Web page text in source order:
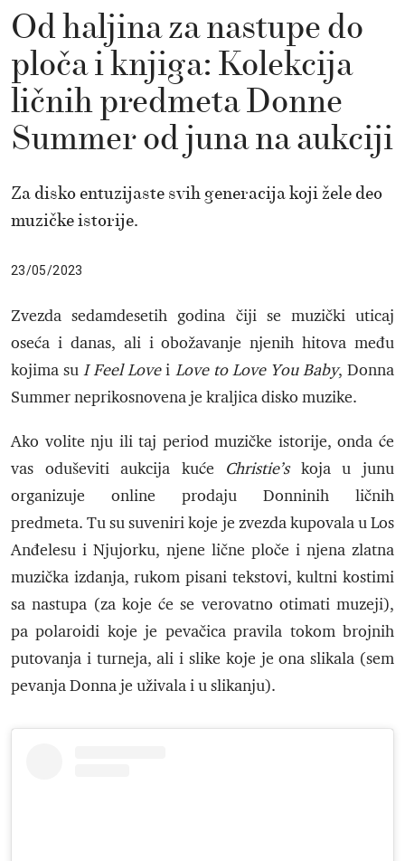
Od haljina za nastupe do
ploča i knjiga: Kolekcija
ličnih predmeta Donne
Summer od juna na aukciji
Za disko entuzijaste svih generacija koji žele deo
muzičke istorije.
23/05/2023
Zvezda sedamdesetih godina čiji se muzički uticaj
oseća i danas, ali i obožavanje njenih hitova među
kojima suI Feel Lovei Love to Love You Baby, Donna
Summer neprikosnovena je kraljica disko muzike.
Ako volite nju ili taj period muzičke istorije, onda će
vas oduševiti aukcija kuće Christie’s koja u junu
organizuje online prodaju Donninih ličnih
predmeta. Tu su suveniri koje je zvezda kupovala u Los
Anđelesu i Njujorku, njene lične ploče i njena zlatna
muzička izdanja, rukom pisani tekstovi, kultni kostimi
sa nastupa (za koje će se verovatno otimati muzeji),
pa polaroidi koje je pevačica pravila tokom brojnih
putovanja i turneja, ali i slike koje je ona slikala (sem
pevanja Donna je uživala i u slikanju).